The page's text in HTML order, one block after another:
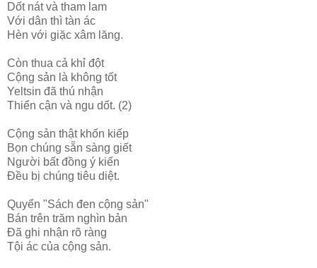
Dốt nát và tham lam
Với dân thì tàn ác
Hèn với giặc xâm lăng.
Còn thua cả khỉ đột
Cộng sản là không tốt
Yeltsin đã thú nhận
Thiển cận và ngu dốt. (2)
Cộng sản thật khốn kiếp
Bọn chúng sẵn sàng giết
Người bất đồng ý kiến
Đều bị chúng tiêu diệt.
Quyển "Sách đen cộng sản"
Bán trên trăm nghìn bản
Đã ghi nhận rõ ràng
Tội ác của cộng sản.